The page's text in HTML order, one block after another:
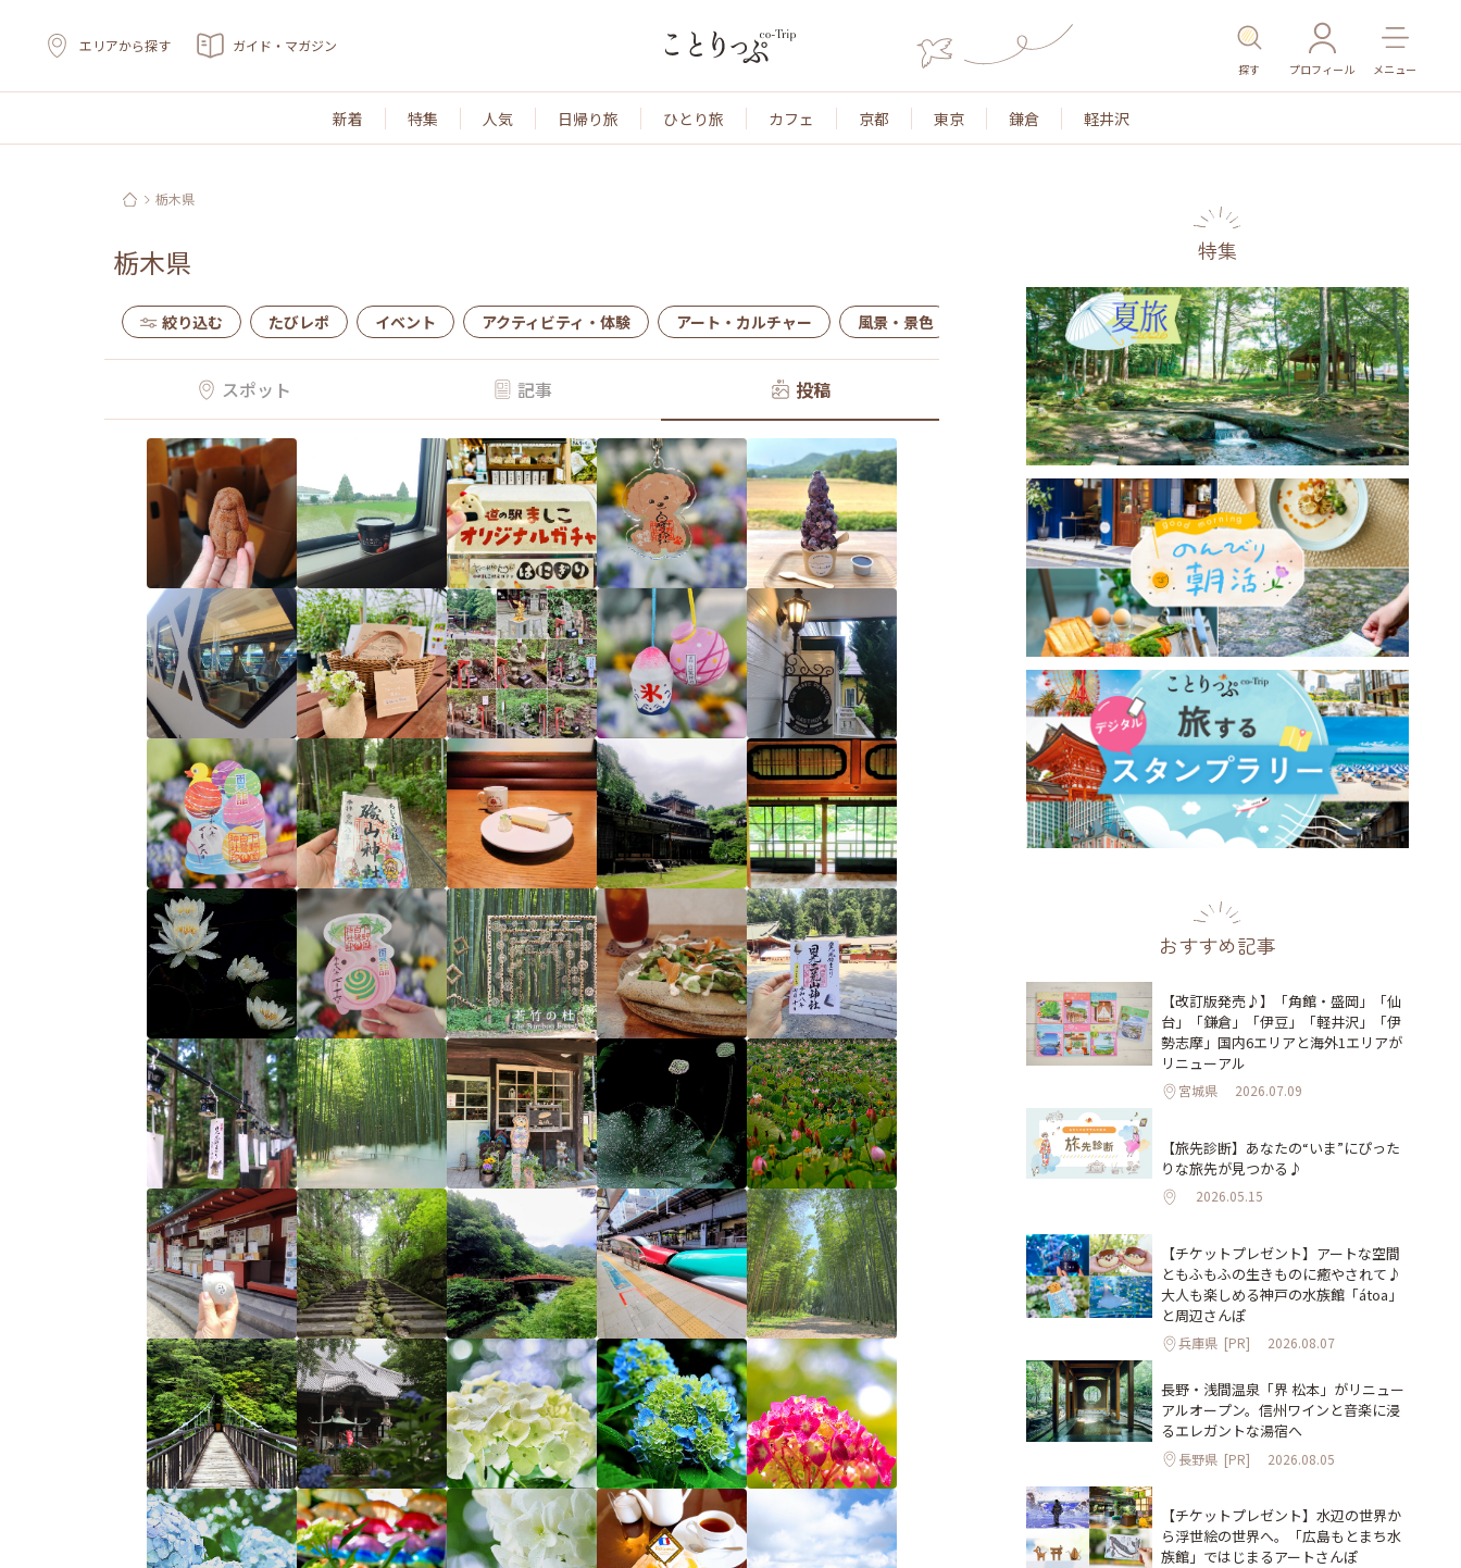
エリアから探す ガイド・マガジン
探す プロフィール メニュー
新着 特集 人気 日帰り旅 ひとり旅 カフェ 京都 東京 鎌倉 軽井沢
栃木県
栃木県
絞り込む たびレポ イベント アクティビティ・体験 アート・カルチャー 風景・景色 名所・旧跡 温泉・スパ その他施設 ごはん
スポット 記事 投稿
特集
おすすめ記事
【改訂版発売♪】「角館・盛岡」「仙
台」「鎌倉」「伊豆」「軽井沢」「伊
勢志摩」国内6エリアと海外1エリアが
リニューアル
宮城県 2026.07.09
【旅先診断】あなたの“いま”にぴった
りな旅先が見つかる♪
2026.05.15
【チケットプレゼント】アートな空間
ともふもふの生きものに癒やされて♪
大人も楽しめる神戸の水族館「átoa」
と周辺さんぽ
兵庫県 [PR] 2026.08.07
長野・浅間温泉「界 松本」がリニュー
アルオープン。信州ワインと音楽に浸
るエレガントな湯宿へ
長野県 [PR] 2026.08.05
【チケットプレゼント】水辺の世界か
ら浮世絵の世界へ。「広島もとまち水
族館」ではじまるアートさんぽ